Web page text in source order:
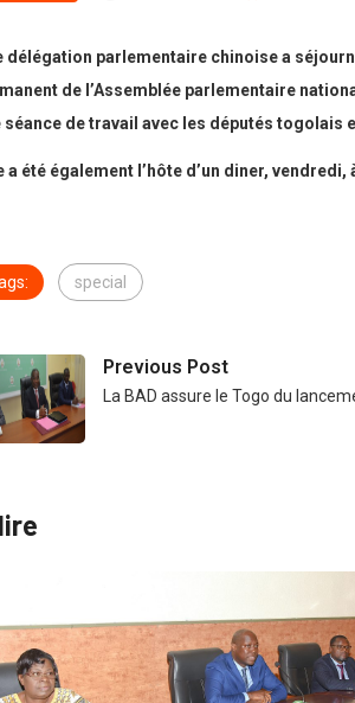
délégation parlementaire chinoise a
de l’Assemblée parlementaire
séance de travail avec les députés
a été également l’hôte d’un diner,
special
Previous Post
La BAD assure le Togo du